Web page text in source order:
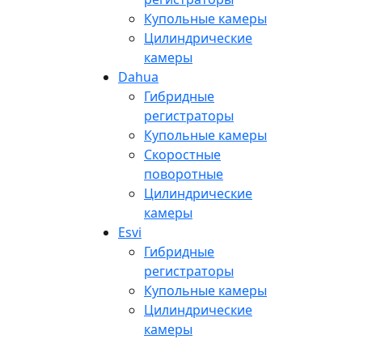
Купольные камеры
Цилиндрические
камеры
Dahua
Гибридные
регистраторы
Купольные камеры
Скоростные
поворотные
Цилиндрические
камеры
Esvi
Гибридные
регистраторы
Купольные камеры
Цилиндрические
камеры